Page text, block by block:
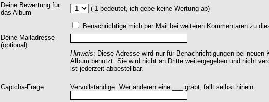
Deine Bewertung für
das Album
(-1 bedeutet, ich gebe keine Wertung ab)
Benachrichtige mich per Mail bei weiteren Kommentaren zu
Deine Mailadresse
(optional)
Hinweis: Diese Adresse wird nur für Benachrichtigungen bei neuen
Album benutzt. Sie wird nicht an Dritte weitergegeben und nicht
ist jederzeit abbestellbar.
Captcha-Frage Vervollständige: Wer anderen eine ___ gräbt, fällt selbst hinein.